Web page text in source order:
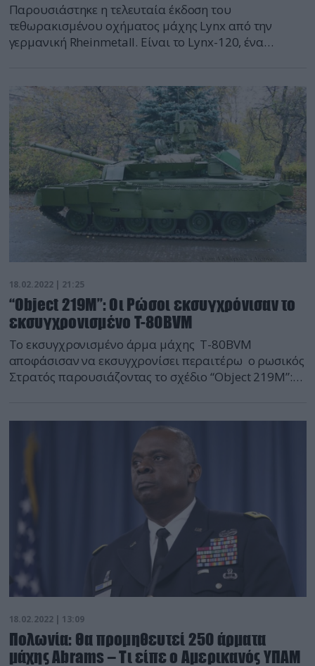
Παρουσιάστηκε η τελευταία έκδοση του
τεθωρακισμένου οχήματος μάχης Lynx από την
γερμανική Rheinmetall. Είναι το Lynx-120, ένα
Lynx-120 μπορεί να προσαρμοστεί, ανάλογα με τις
απαιτήσεις του πελάτη, ενώ η φιλοσοφία «plug-and-
play» που ενσωματώνει επιτρέπει την γρήγορη και
οικονομική αναβάθμιση […]
18.02.2022 | 21:25
“Object 219M”: Οι Ρώσοι εκσυγχρόνισαν το
εκσυγχρονισμένο T-80BVM
Το εκσυγχρονισμένο άρμα μάχης T-80BVM
αποφάσισαν να εκσυγχρονίσει περαιτέρω ο ρωσικός
Στρατός παρουσιάζοντας το σχέδιο “Object 219M”:
για τον διοικητή.
18.02.2022 | 13:09
Πολωνία: Θα προμηθευτεί 250 άρματα
μάχης Abrams – Τι είπε ο Αμερικανός ΥΠΑΜ